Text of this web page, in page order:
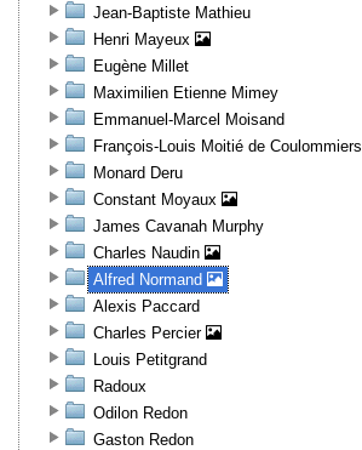
Jean-Baptiste Mathieu
Henri Mayeux
Eugène Millet
Maximilien Etienne Mimey
Emmanuel-Marcel Moisand
François-Louis Moitié de Coulommiers
Monard Deru
Constant Moyaux
James Cavanah Murphy
Charles Naudin
Alfred Normand
Alexis Paccard
Charles Percier
Louis Petitgrand
Radoux
Odilon Redon
Gaston Redon